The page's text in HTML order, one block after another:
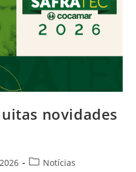
novidades
Notícias